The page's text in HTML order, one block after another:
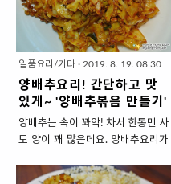
있는 단단한 두부 또는 부침용으로
준비해..
데 불고기용 소고기가 그나마 가격
이 저렴해서 먹기에 부담이 없습니
다. 매번 똑같은 간장양념해서 먹는
불고기 질릴때도 있는데요. 먹다 먹
꼴라보~시켜보았어요. 간단한 방법
으로 '가지튀김'으로 변신시킬 수 있
는데요. 이번 주말 반찬 고민하지마
시고 토요일은 불고기~일요일은 남
끝내세요!! 먹고 남은 불고기와 제
일품요리/기타 · 2019. 8. 19. 08:30
양배추요리! 간단하고 맛
있게~ '양배추볶음 만들기'
양배추는 속이 꽈악! 차서 한통만 사
도 양이 꽤 많은데요. 양배추요리가
가 먹다가~ 두 식구 사는 저희 집에